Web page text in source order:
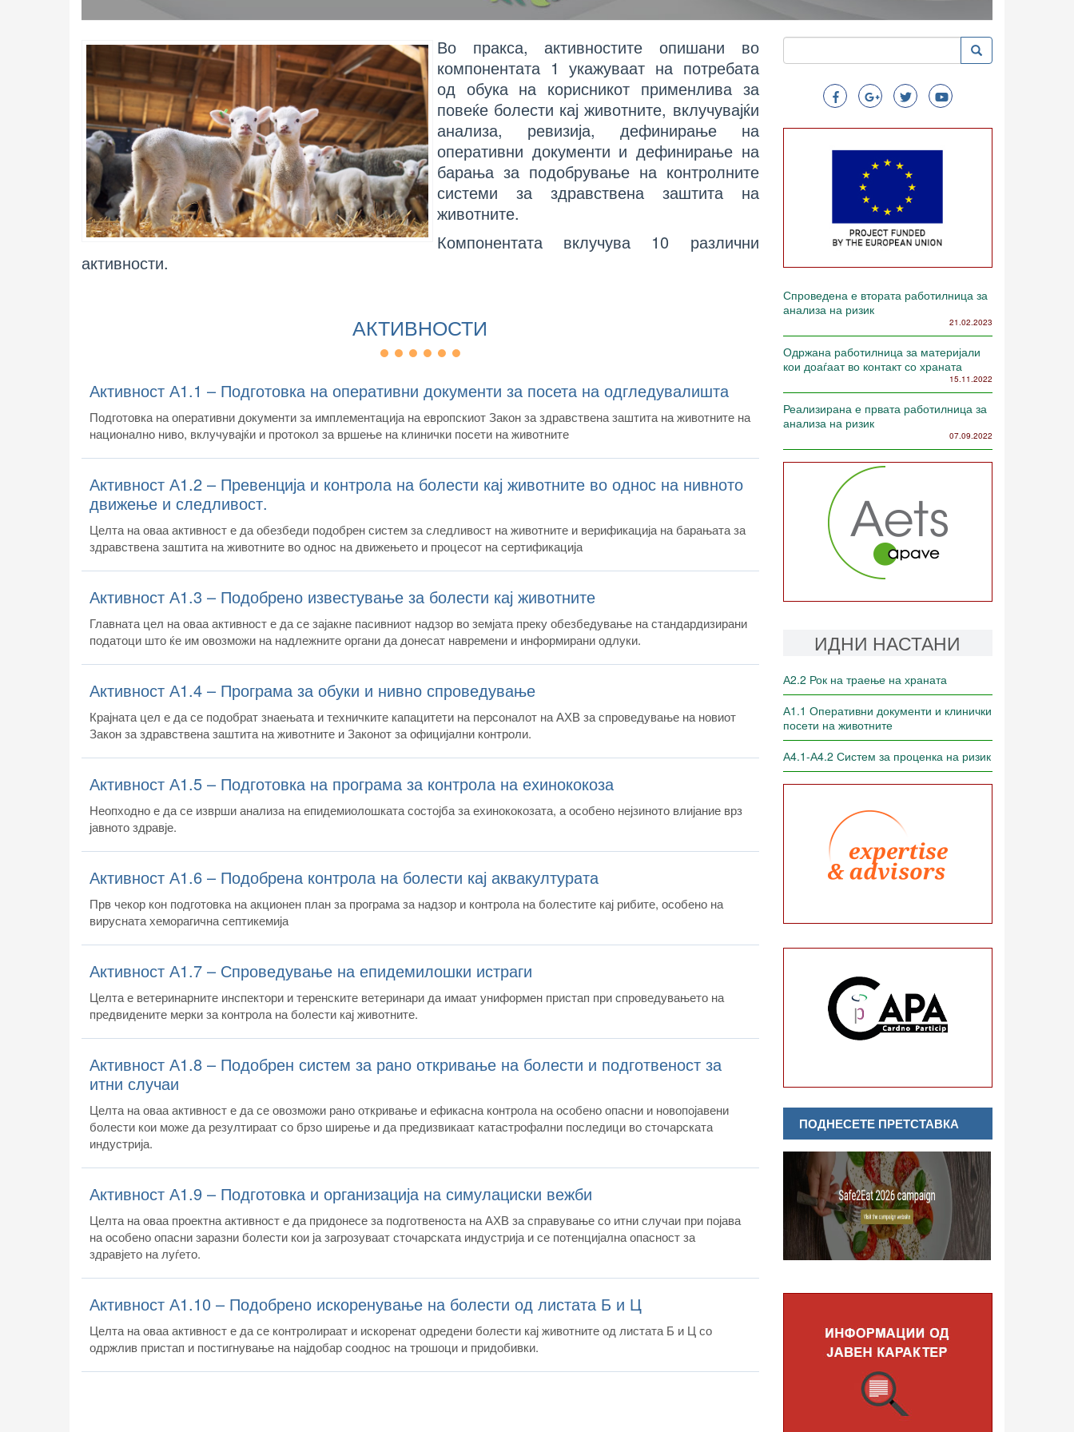
Во пракса, активностите опишани во
компонентата 1 укажуваат на потребата
од обука на корисникот применлива за
повеќе болести кај животните, вклучувајќи
анализа, ревизија, дефинирање на
оперативни документи и дефинирање на
барања за подобрување на контролните
системи за здравствена заштита на
животните.
Компонентата вклучува 10 различни
активности.
АКТИВНОСТИ
Активност А1.1 – Подготовка на оперативни документи за посета на одгледувалишта
Подготовка на оперативни документи за имплементација на европскиот Закон за здравствена заштита на животните на
национално ниво, вклучувајќи и протокол за вршење на клинички посети на животните
Активност А1.2 – Превенција и контрола на болести кај животните во однос на нивното
движење и следливост.
Целта на оваа активност е да обезбеди подобрен систем за следливост на животните и верификација на барањата за
здравствена заштита на животните во однос на движењето и процесот на сертификација
Активност А1.3 – Подобрено известување за болести кај животните
Главната цел на оваа активност е да се зајакне пасивниот надзор во земјата преку обезбедување на стандардизирани
податоци што ќе им овозможи на надлежните органи да донесат навремени и информирани одлуки.
Активност А1.4 – Програма за обуки и нивно спроведување
Крајната цел е да се подобрат знаењата и техничките капацитети на персоналот на АХВ за спроведување на новиот
Закон за здравствена заштита на животните и Законот за официјални контроли.
Активност А1.5 – Подготовка на програма за контрола на ехинококоза
Неопходно е да се изврши анализа на епидемиолошката состојба за ехинококозата, а особено нејзиното влијание врз
јавното здравје.
Активност А1.6 – Подобрена контрола на болести кај аквакултурата
Прв чекор кон подготовка на акционен план за програма за надзор и контрола на болестите кај рибите, особено на
вирусната хеморагична септикемија
Активност А1.7 – Спроведување на епидемилошки истраги
Целта е ветеринарните инспектори и теренските ветеринари да имаат униформен пристап при спроведувањето на
предвидените мерки за контрола на болести кај животните.
Активност А1.8 – Подобрен систем за рано откривање на болести и подготвеност за
итни случаи
Целта на оваа активност е да се овозможи рано откривање и ефикасна контрола на особено опасни и новопојавени
болести кои може да резултираат со брзо ширење и да предизвикаат катастрофални последици во сточарската
индустрија.
Активност А1.9 – Подготовка и организација на симулациски вежби
Целта на оваа проектна активност е да придонесе за подготвеноста на АХВ за справување со итни случаи при појава
на особено опасни заразни болести кои ја загрозуваат сточарската индустрија и се потенцијална опасност за
здравјето на луѓето.
Активност А1.10 – Подобрено искоренување на болести од листата Б и Ц
Целта на оваа активност е да се контролираaт и искоренат одредени болести кај животните од листата Б и Ц со
одржлив пристап и постигнување на најдобар сооднос на трошоци и придобивки.
Search
Пребарување Пребарување
Спроведена е втората работилница за
анализа на ризик
21.02.2023
Одржана работилница за материјали
кои доаѓаат во контакт со храната
15.11.2022
Реализирана е првата работилница за
анализа на ризик
07.09.2022
ИДНИ НАСТАНИ
А2.2 Рок на траење на храната
А1.1 Оперативни документи и клинички
посети на животните
А4.1-А4.2 Систем за проценка на ризик
ПОДНЕСЕТЕ ПРЕТСТАВКА